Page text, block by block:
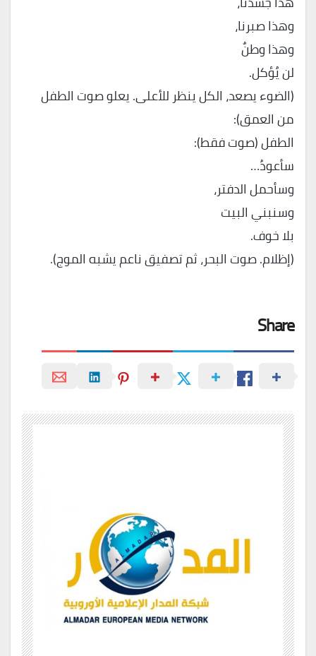
وهذا صبرنا،
وهذا وطنٌ
لن يُؤكل.
(الضوء يصعد، الكل ينظر للأعلى. يعلو صوت الطفل
من العمق):
الطفل (صوت فقط):
سأعودُ…
وسأحمل الدفتر،
وسنبني البيت
بلا خوف.
(إظلام. صوت البحر، ثم تصفيق ناعم يشبه الموج).
Share